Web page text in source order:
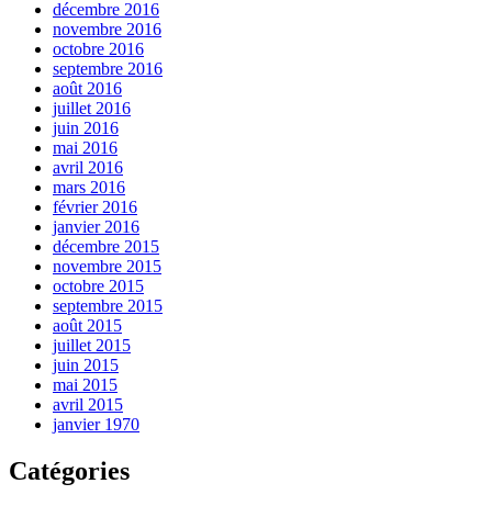
décembre 2016
novembre 2016
octobre 2016
septembre 2016
août 2016
juillet 2016
juin 2016
mai 2016
avril 2016
mars 2016
février 2016
janvier 2016
décembre 2015
novembre 2015
octobre 2015
septembre 2015
août 2015
juillet 2015
juin 2015
mai 2015
avril 2015
janvier 1970
Catégories